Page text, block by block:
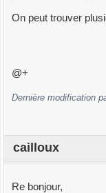
On peut trouver
@+
Dernière modification
cailloux
Re bonjour,